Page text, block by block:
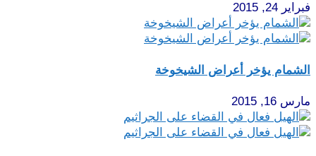
فبراير 24, 2015
الشمام يؤخر أعراض الشيخوخة
مارس 16, 2015